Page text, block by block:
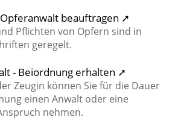
beauftragen ➚
Pflichten von Opfern sind in
geregelt.
- Beiordnung erhalten ➚
Zeugin können Sie für die Dauer
einen Anwalt oder eine
nehmen.